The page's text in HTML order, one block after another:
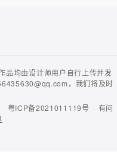
品均由设计师用户自行上传并发
，我们将及时
粤ICP备2021011119号
有问